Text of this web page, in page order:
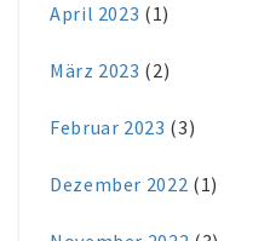
April 2023 (1)
März 2023 (2)
Februar 2023 (3)
Dezember 2022 (1)